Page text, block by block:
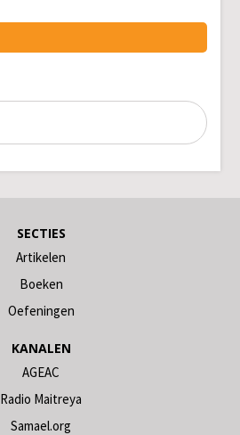
SECTIES
Artikelen
Boeken
Oefeningen
KANALEN
AGEAC
Radio Maitreya
Samael.org